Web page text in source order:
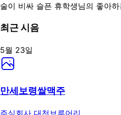
술이 비싸 슬픈 휴학생님의 좋아
최근 시음
5월 23일
만세보령쌀맥주
주식회사 대천브루어리